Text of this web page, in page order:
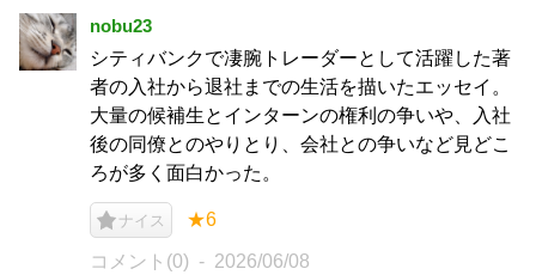
nobu23
シティバンクで凄腕トレーダーとして活躍した著
者の入社から退社までの生活を描いたエッセイ。
大量の候補生とインターンの権利の争いや、入社
後の同僚とのやりとり、会社との争いなど見どこ
ろが多く面白かった。
ナイス ★6
コメント(0) 2026/06/08